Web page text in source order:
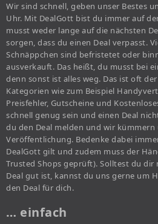
Wir sind schnell, geben unser Bestes
Uhr. Mit DealGott bist du immer auf
musst weder lange auf die nächsten
sorgen, dass du einen Deal verpasst.
Schnäppchen sind befristetet oder
ausverkauft. Das heißt, du musst bei
denn sonst ist alles weg. Das ist oft
Kategorien wie zum Beispiel
Preisfehler, Gutscheine und
schnell genug sein und einen Deal
du den Deal melden und wir
Veröffentlichung. Bedenke dabei
DealGott gilt und zudem muss der
Trusted Shops geprüft). Solltest du dir
Deal gut ist, kannst du uns gerne um
den Deal für dich.
… einfach